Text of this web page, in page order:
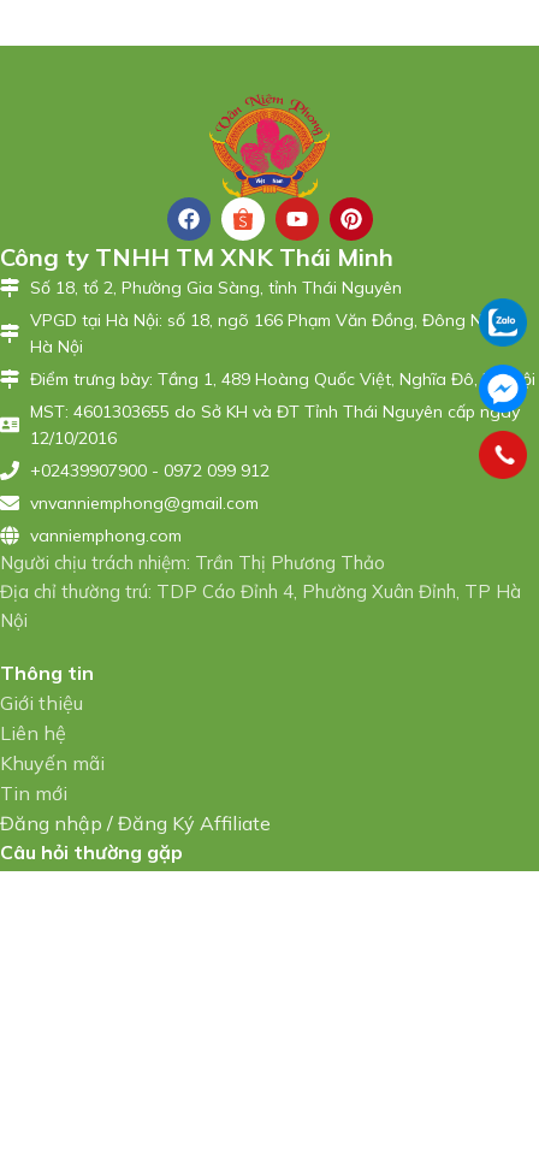
Công ty TNHH TM XNK Thái Minh
Số 18, tổ 2, Phường Gia Sàng, tỉnh Thái Nguyên
VPGD tại Hà Nội: số 18, ngõ 166 Phạm Văn Đồng, Đông Ngạc,
Hà Nội
Điểm trưng bày: Tầng 1, 489 Hoàng Quốc Việt, Nghĩa Đô, Hà Nội
MST: 4601303655 do Sở KH và ĐT Tỉnh Thái Nguyên cấp ngày
12/10/2016
+02439907900 - 0972 099 912
vnvanniemphong@gmail.com
vanniemphong.com
Người chịu trách nhiệm: Trần Thị Phương Thảo
Địa chỉ thường trú: TDP Cáo Đỉnh 4, Phường Xuân Đỉnh, TP Hà
Nội
Thông tin
Giới thiệu
Liên hệ
Khuyến mãi
Tin mới
Đăng nhập / Đăng Ký Affiliate
Câu hỏi thường gặp